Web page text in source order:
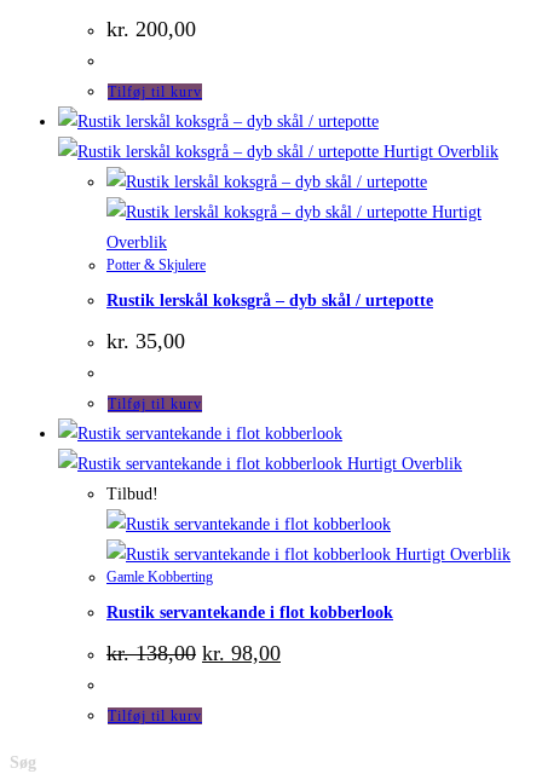
kr. 200,00
Tilføj til kurv
Hurtigt Overblik
Hurtigt
Overblik
Potter & Skjulere
Rustik lerskål koksgrå – dyb skål / urtepotte
kr. 35,00
Tilføj til kurv
Hurtigt Overblik
Tilbud!
Hurtigt Overblik
Gamle Kobberting
Rustik servantekande i flot kobberlook
kr.138,00 Den
oprindelige
var:
kr. 98,00Den
Tilføj til kurv
Søg